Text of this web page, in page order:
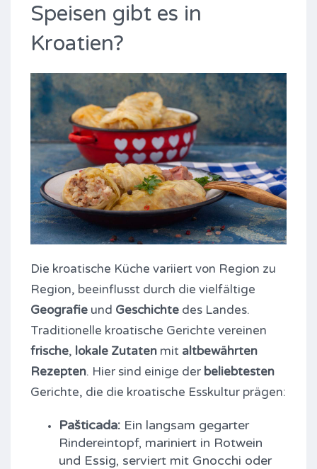
Speisen gibt es in
Kroatien?
Die kroatische Küche variiert von Region zu
Region, beeinflusst durch die vielfältige
Geografie und Geschichte des Landes.
Traditionelle kroatische Gerichte vereinen
frische, lokale Zutaten mit altbewährten
Rezepten. Hier sind einige der beliebtesten
Gerichte, die die kroatische Esskultur prägen:
Pašticada: Ein langsam gegarter
Rindereintopf, mariniert in Rotwein
und Essig, serviert mit Gnocchi oder